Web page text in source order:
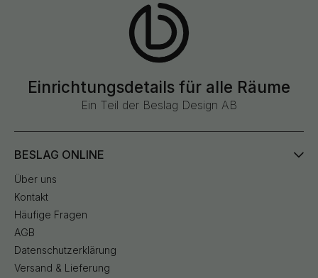
Einrichtungsdetails für alle Räume
Ein Teil der Beslag Design AB
BESLAG ONLINE
Über uns
Kontakt
Häufige Fragen
AGB
Datenschutzerklärung
Versand & Lieferung